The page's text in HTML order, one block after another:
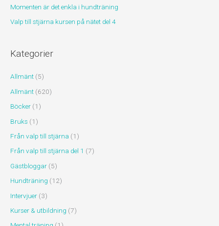
:Momenten är det enkla i hundträning
Valp till stjärna kursen på nätet del 4
Kategorier
Allmänt (5)
Allmänt (620)
Böcker (1)
Bruks (1)
Från valp till stjärna (1)
Från valp till stjärna del 1 (7)
Gästbloggar (5)
Hundträning (12)
Intervjuer (3)
Kurser & utbildning (7)